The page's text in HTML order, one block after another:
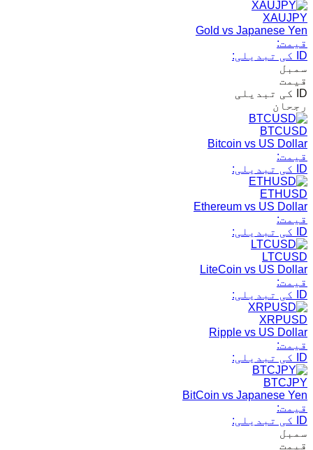
XAUJPY
Gold vs Japanese Yen
قیمت:
ID کی تبدیلی:
سمبل
قیمت
ID کی تبدیلی
رجحان
BTCUSD
Bitcoin vs US Dollar
قیمت:
ID کی تبدیلی:
ETHUSD
Ethereum vs US Dollar
قیمت:
ID کی تبدیلی:
LTCUSD
LiteCoin vs US Dollar
قیمت:
ID کی تبدیلی:
XRPUSD
Ripple vs US Dollar
قیمت:
ID کی تبدیلی:
BTCJPY
BitCoin vs Japanese Yen
قیمت:
ID کی تبدیلی:
سمبل
قیمت